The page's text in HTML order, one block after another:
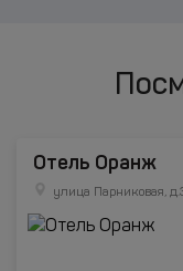
Отель Оранж
улица Парниковая,